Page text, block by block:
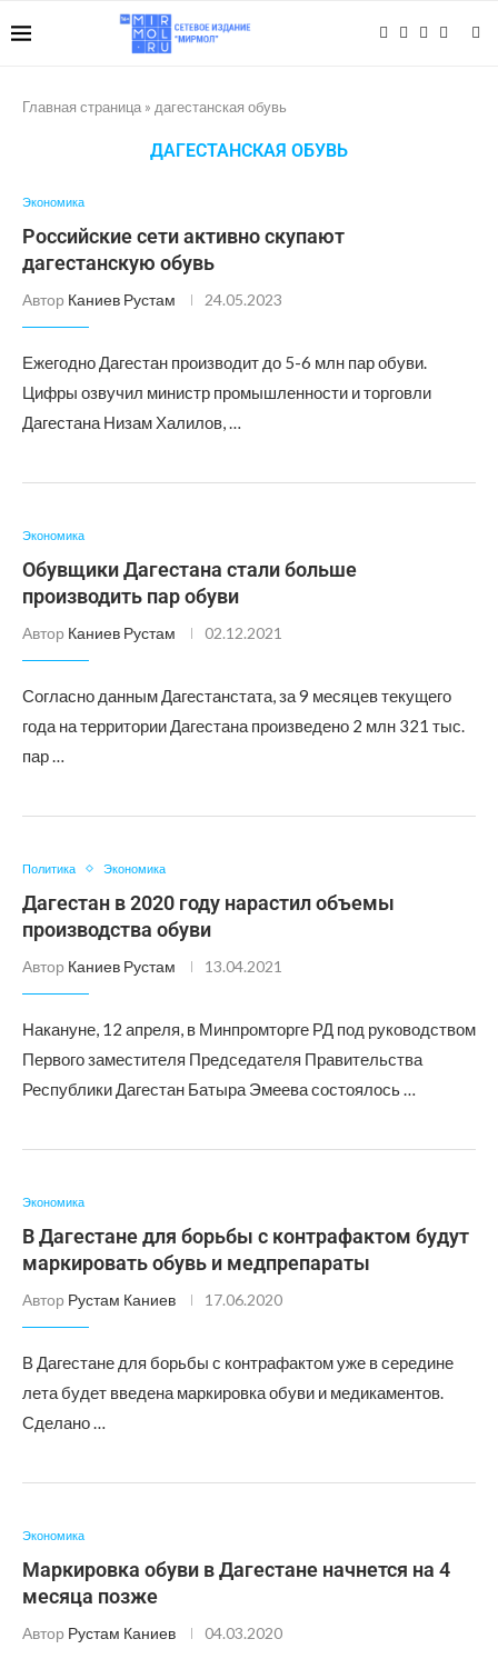
Главная страница » дагестанская обувь
ДАГЕСТАНСКАЯ ОБУВЬ
Экономика
Российские сети активно скупают
дагестанскую обувь
Автор Каниев Рустам 24.05.2023
Ежегодно Дагестан производит до 5-6 млн пар обуви.
Цифры озвучил министр промышленности и торговли
Дагестана Низам Халилов, …
Экономика
Обувщики Дагестана стали больше
производить пар обуви
Автор Каниев Рустам 02.12.2021
Согласно данным Дагестанстата, за 9 месяцев текущего
года на территории Дагестана произведено 2 млн 321 тыс.
пар …
Политика Экономика
Дагестан в 2020 году нарастил объемы
производства обуви
Автор Каниев Рустам 13.04.2021
Накануне, 12 апреля, в Минпромторге РД под руководством
Первого заместителя Председателя Правительства
Республики Дагестан Батыра Эмеева состоялось …
Экономика
В Дагестане для борьбы с контрафактом будут
маркировать обувь и медпрепараты
Автор Рустам Каниев 17.06.2020
В Дагестане для борьбы с контрафактом уже в середине
лета будет введена маркировка обуви и медикаментов.
Сделано …
Экономика
Маркировка обуви в Дагестане начнется на 4
месяца позже
Автор Рустам Каниев 04.03.2020